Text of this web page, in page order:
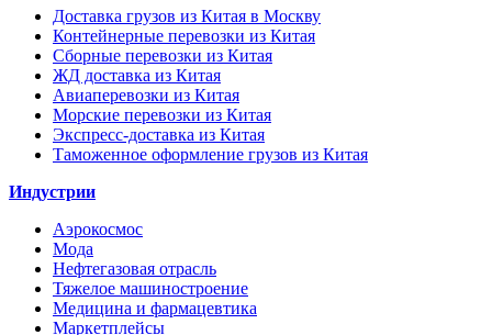
Доставка грузов из Китая в Москву
Контейнерные перевозки из Китая
Сборные перевозки из Китая
ЖД доставка из Китая
Авиаперевозки из Китая
Морские перевозки из Китая
Экспресс-доставка из Китая
Таможенное оформление грузов из Китая
Индустрии
Аэрокосмос
Мода
Нефтегазовая отрасль
Тяжелое машиностроение
Медицина и фармацевтика
Маркетплейсы